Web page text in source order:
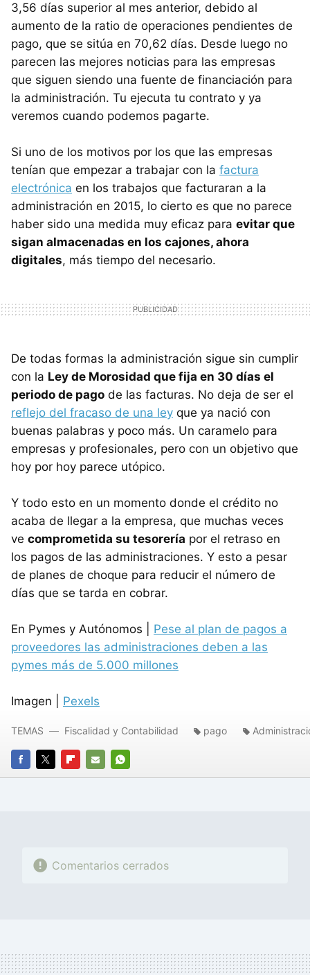
3,56 días superior al mes anterior, debido al
aumento de la ratio de operaciones pendientes de
pago, que se sitúa en 70,62 días. Desde luego no
parecen las mejores noticias para las empresas
que siguen siendo una fuente de financiación para
la administración. Tu ejecuta tu contrato y ya
veremos cuando podemos pagarte.
Si uno de los motivos por los que las empresas
tenían que empezar a trabajar con la factura
electrónica en los trabajos que facturaran a la
administración en 2015, lo cierto es que no parece
haber sido una medida muy eficaz para evitar que
sigan almacenadas en los cajones, ahora
digitales, más tiempo del necesario.
De todas formas la administración sigue sin cumplir
con la Ley de Morosidad que fija en 30 días el
periodo de pago de las facturas. No deja de ser el
reflejo del fracaso de una ley que ya nació con
buenas palabras y poco más. Un caramelo para
empresas y profesionales, pero con un objetivo que
hoy por hoy parece utópico.
Y todo esto en un momento donde el crédito no
acaba de llegar a la empresa, que muchas veces
ve comprometida su tesorería por el retraso en
los pagos de las administraciones. Y esto a pesar
de planes de choque para reducir el número de
días que se tarda en cobrar.
En Pymes y Autónomos | Pese al plan de pagos a
proveedores las administraciones deben a las
pymes más de 5.000 millones
Imagen | Pexels
FACEBOOK
TWITTERFLIPBOARD
E-
WHATSAPP
TEMAS Fiscalidad y Contabilidad pago
Comentarios cerrados